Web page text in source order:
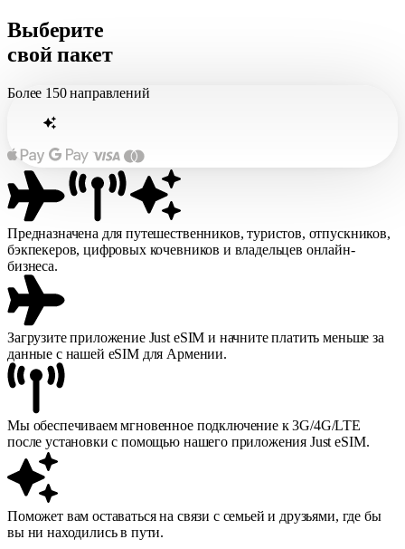
Выберите
свой пакет
Более 150 направлений
Предназначена для путешественников, туристов, отпускников,
бэкпекеров, цифровых кочевников и владельцев онлайн-
бизнеса.
Загрузите приложение Just eSIM и начните платить меньше за
данные с нашей eSIM для Армении.
Мы обеспечиваем мгновенное подключение к 3G/4G/LTE
после установки с помощью нашего приложения Just eSIM.
Поможет вам оставаться на связи с семьей и друзьями, где бы
вы ни находились в пути.